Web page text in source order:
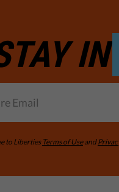
IN
to Liberties Terms of Useand